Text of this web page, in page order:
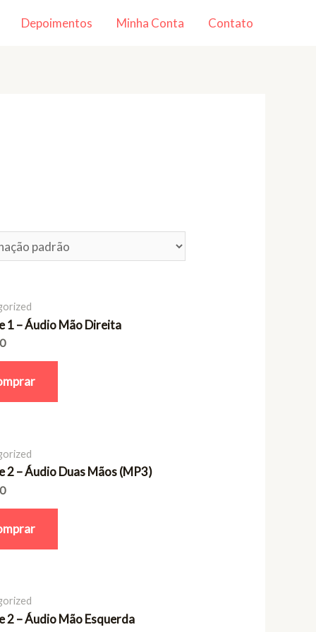
Depoimentos Minha Conta Contato
1 – Áudio Mão Direita
2 – Áudio Duas Mãos (MP3)
2 – Áudio Mão Esquerda